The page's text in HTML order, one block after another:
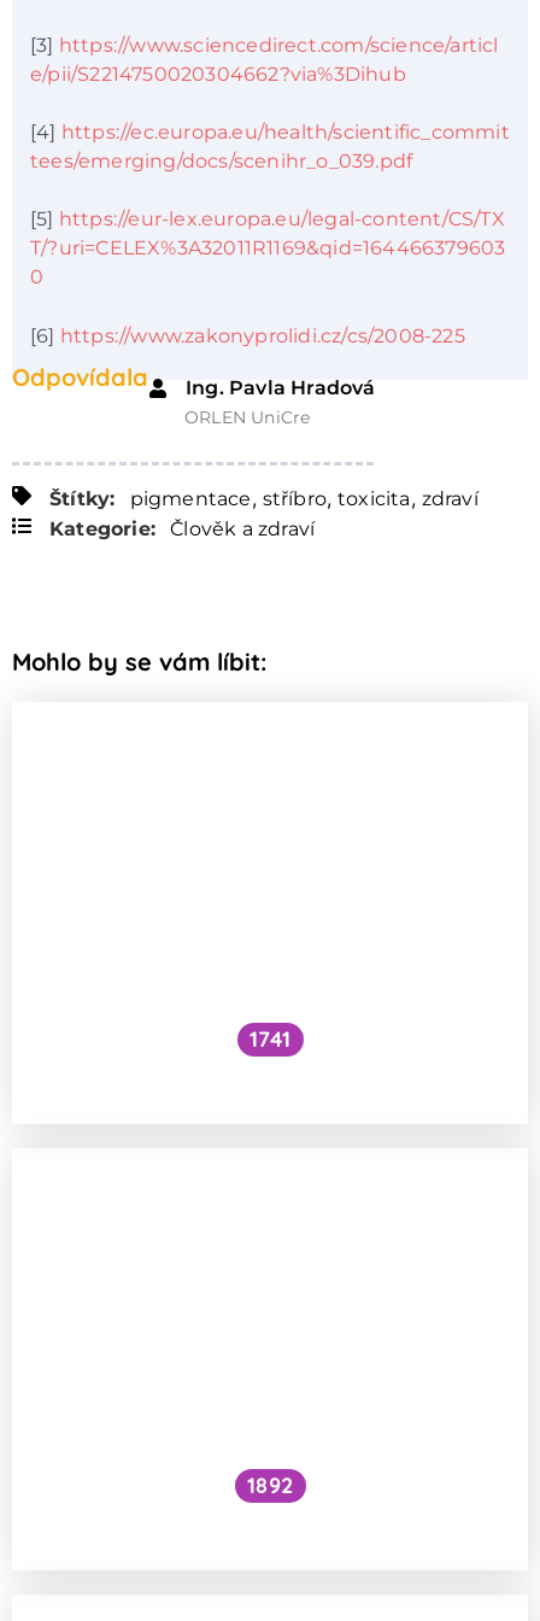
[3] https://www.sciencedirect.com/science/articl
e/pii/S2214750020304662?via%3Dihub
[4] https://ec.europa.eu/health/scientific_commit
tees/emerging/docs/scenihr_o_039.pdf
[5] https://eur-lex.europa.eu/legal-content/CS/TX
T/?uri=CELEX%3A32011R1169&qid=164466379603
0
[6] https://www.zakonyprolidi.cz/cs/2008-225
Odpovídala Ing. Pavla Hradová
ORLEN UniCre
Štítky: pigmentace, stříbro, toxicita, zdraví
Kategorie:
Člověk a zdraví
Mohlo by se vám líbit:
1741
1892